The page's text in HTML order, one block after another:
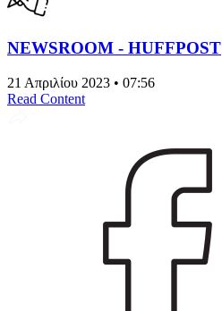
NEWSROOM - HUFFPOST
21 Απριλίου 2023 • 07:56
Read Content